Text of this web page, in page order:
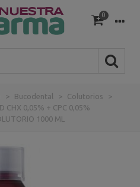
0
> Bucodental > Colutorios
>
CHX 0,05% + CPC 0,05%
1000 ML